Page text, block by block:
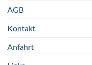
AGB
Kontakt
Anfahrt